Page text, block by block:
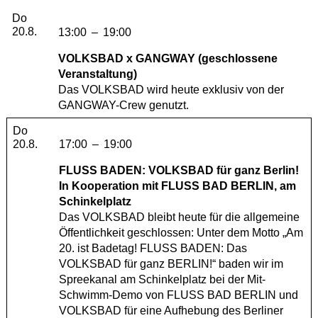
Donnerstag, 20. August 2026
Do
20.8.
13:00 – 19:00
VOLKSBAD x GANGWAY (geschlossene
Veranstaltung)
Das VOLKSBAD wird heute exklusiv von der
GANGWAY-Crew genutzt.
Donnerstag, 20. August 2026
Do
20.8.
17:00 – 19:00
FLUSS BADEN: VOLKSBAD für ganz Berlin!
In Kooperation mit FLUSS BAD BERLIN , am
Schinkelplatz
Das VOLKSBAD bleibt heute für die allgemeine
Öffentlichkeit geschlossen: Unter dem Motto „Am
20. ist Badetag! FLUSS BADEN: Das
VOLKSBAD für ganz BERLIN!“ baden wir im
Spreekanal am Schinkelplatz bei der Mit-
Schwimm-Demo von FLUSS BAD BERLIN und
VOLKSBAD für eine Aufhebung des Berliner